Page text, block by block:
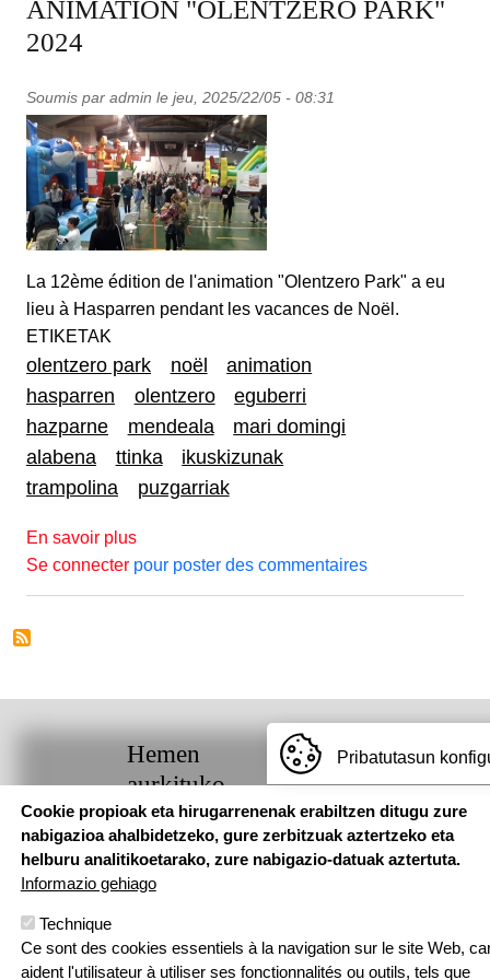
ANIMATION "OLENTZERO PARK"
2024
Soumis par admin le jeu, 2025/22/05 - 08:31
La 12ème édition de l'animation "Olentzero Park" a eu
lieu à Hasparren pendant les vacances de Noël.
ETIKETAK
olentzero park noël
animation
hasparren
olentzero
eguberri
hazparne
mendeala
mari domingi
alabena
ttinka
ikuskizunak
trampolina
puzgarriak
En savoir plussur ANIMATION "OLENTZERO PARK" 2024
Se connecter pour poster des commentaires
Hemen
aurkituko
gaituzu
Pouponniere
Bidea, 64250
24 | F: 05 59
52 88 87
Webgune hau Ikastolen Elkarteak garatu
Pribatutasun
Cookie propioak eta hirugarrenenak erabiltzen ditugu zure
nabigazioa ahalbidetzeko, gure zerbitzuak aztertzeko eta
helburu analitikoetarako, zure nabigazio-datuak aztertuta.
Informazio gehiago
Technique
Ce sont des cookies essentiels à la navigation sur le site Web,
aident l'utilisateur à utiliser ses fonctionnalités ou outils, tels que